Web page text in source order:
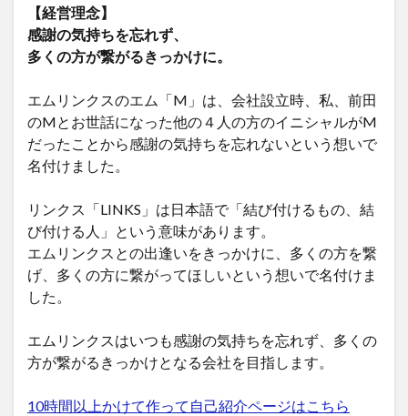
【経営理念】
感謝の気持ちを忘れず、
多くの方が繋がるきっかけに。
エムリンクスのエム「M」は、会社設立時、私、前田
のMとお世話になった他の４人の方のイニシャルがM
だったことから感謝の気持ちを忘れないという想いで
名付けました。
リンクス「LINKS」は日本語で「結び付けるもの、結
び付ける人」という意味があります。
エムリンクスとの出逢いをきっかけに、多くの方を繋
げ、多くの方に繋がってほしいという想いで名付けま
した。
エムリンクスはいつも感謝の気持ちを忘れず、多くの
方が繋がるきっかけとなる会社を目指します。
10時間以上かけて作って自己紹介ページはこちら